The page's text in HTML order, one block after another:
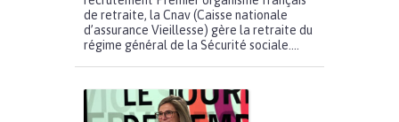
de retraite, la Cnav (Caisse nationale
d’assurance Vieillesse) gère la retraite du
régime général de la Sécurité sociale....